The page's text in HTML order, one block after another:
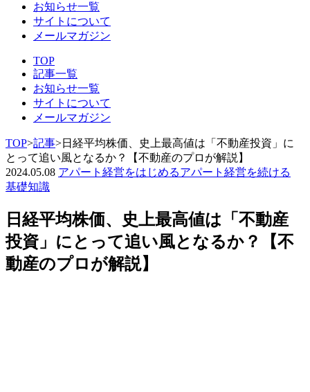
お知らせ一覧
サイトについて
メールマガジン
TOP
記事一覧
お知らせ一覧
サイトについて
メールマガジン
TOP>記事>日経平均株価、史上最高値は「不動産投資」に
とって追い風となるか？【不動産のプロが解説】
2024.05.08 アパート経営をはじめるアパート経営を続ける
基礎知識
日経平均株価、史上最高値は「不動産
投資」にとって追い風となるか？【不
動産のプロが解説】